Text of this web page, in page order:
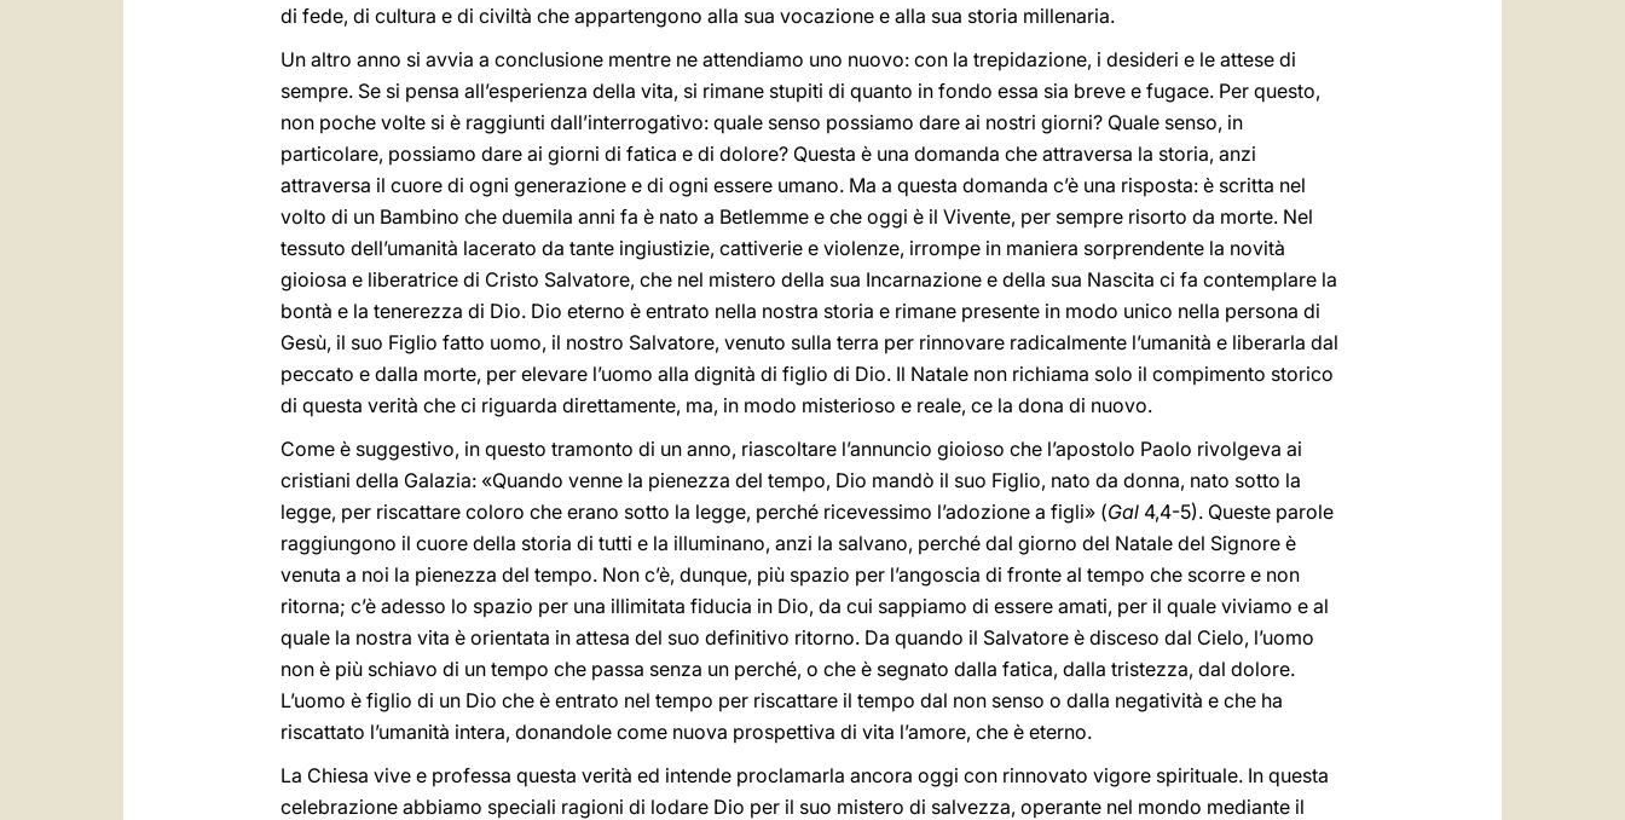
di fede, di cultura e di civiltà che appartengono alla sua vocazione e alla sua storia millenaria.
Un altro anno si avvia a conclusione mentre ne attendiamo uno nuovo: con la trepidazione, i desideri e le attese di
sempre. Se si pensa all’esperienza della vita, si rimane stupiti di quanto in fondo essa sia breve e fugace. Per questo,
non poche volte si è raggiunti dall’interrogativo: quale senso possiamo dare ai nostri giorni? Quale senso, in
particolare, possiamo dare ai giorni di fatica e di dolore? Questa è una domanda che attraversa la storia, anzi
attraversa il cuore di ogni generazione e di ogni essere umano. Ma a questa domanda c’è una risposta: è scritta nel
volto di un Bambino che duemila anni fa è nato a Betlemme e che oggi è il Vivente, per sempre risorto da morte. Nel
tessuto dell’umanità lacerato da tante ingiustizie, cattiverie e violenze, irrompe in maniera sorprendente la novità
gioiosa e liberatrice di Cristo Salvatore, che nel mistero della sua Incarnazione e della sua Nascita ci fa contemplare la
bontà e la tenerezza di Dio. Dio eterno è entrato nella nostra storia e rimane presente in modo unico nella persona di
Gesù, il suo Figlio fatto uomo, il nostro Salvatore, venuto sulla terra per rinnovare radicalmente l’umanità e liberarla dal
peccato e dalla morte, per elevare l’uomo alla dignità di figlio di Dio. Il Natale non richiama solo il compimento storico
di questa verità che ci riguarda direttamente, ma, in modo misterioso e reale, ce la dona di nuovo.
Come è suggestivo, in questo tramonto di un anno, riascoltare l’annuncio gioioso che l’apostolo Paolo rivolgeva ai
cristiani della Galazia: «Quando venne la pienezza del tempo, Dio mandò il suo Figlio, nato da donna, nato sotto la
legge, per riscattare coloro che erano sotto la legge, perché ricevessimo l’adozione a figli» (Gal 4,4-5). Queste parole
raggiungono il cuore della storia di tutti e la illuminano, anzi la salvano, perché dal giorno del Natale del Signore è
venuta a noi la pienezza del tempo. Non c’è, dunque, più spazio per l’angoscia di fronte al tempo che scorre e non
ritorna; c’è adesso lo spazio per una illimitata fiducia in Dio, da cui sappiamo di essere amati, per il quale viviamo e al
quale la nostra vita è orientata in attesa del suo definitivo ritorno. Da quando il Salvatore è disceso dal Cielo, l’uomo
non è più schiavo di un tempo che passa senza un perché, o che è segnato dalla fatica, dalla tristezza, dal dolore.
L’uomo è figlio di un Dio che è entrato nel tempo per riscattare il tempo dal non senso o dalla negatività e che ha
riscattato l’umanità intera, donandole come nuova prospettiva di vita l’amore, che è eterno.
La Chiesa vive e professa questa verità ed intende proclamarla ancora oggi con rinnovato vigore spirituale. In questa
celebrazione abbiamo speciali ragioni di lodare Dio per il suo mistero di salvezza, operante nel mondo mediante il